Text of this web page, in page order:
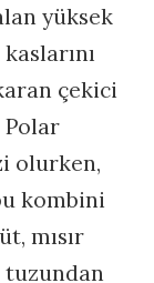
yüksek
çekici
Polar
olurken,
kombini
mısır
tuzundan